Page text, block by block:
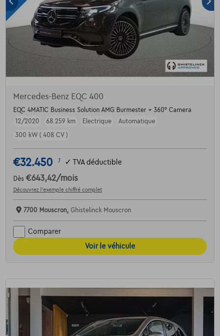
Mercedes-Benz EQC 400
EQC 4MATIC Business Solution AMG Burmester + 360° Camera
12/2020
68.259 km Electrique
Automatique
300 kW ( 408 CV )
€32.450 1 ✓ TVA déductible
Dès €643,42/mois
Découvrez l’exemple chiffré complet
7700 Mouscron, Ghistelinck Mouscron
Comparer
Voir le véhicule